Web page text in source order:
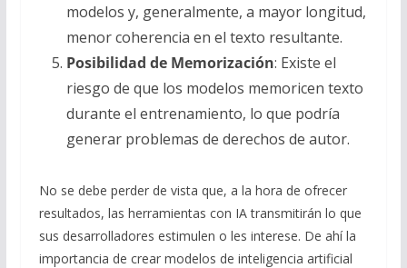
modelos y, generalmente, a mayor longitud,
menor coherencia en el texto resultante.
Posibilidad de Memorización: Existe el
riesgo de que los modelos memoricen texto
durante el entrenamiento, lo que podría
generar problemas de derechos de autor.
No se debe perder de vista que, a la hora de ofrecer
resultados, las herramientas con IA transmitirán lo que
sus desarrolladores estimulen o les interese. De ahí la
importancia de crear modelos de inteligencia artificial